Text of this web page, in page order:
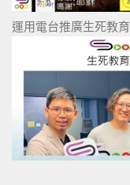
運用電台推廣生死教育